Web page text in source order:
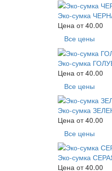
Эко-сумка
Цена от40.00
Все цены
Эко-сумка
Цена от40.00
Все цены
Эко-сумка
Цена от40.00
Все цены
Эко-сумка
Цена от40.00